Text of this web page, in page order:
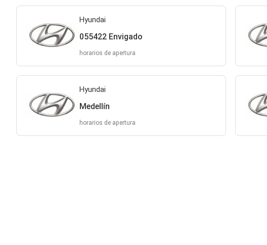
Hyundai
055422 Envigado
horarios de apertura
Hyundai
Medellín
horarios de apertura